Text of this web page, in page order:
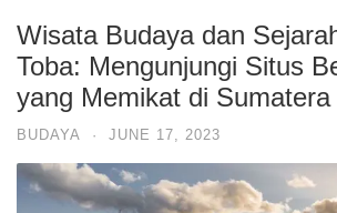
Wisata Budaya dan
Toba: Mengunjungi Situs
yang Memikat di
BUDAYA · JUNE 17, 2023